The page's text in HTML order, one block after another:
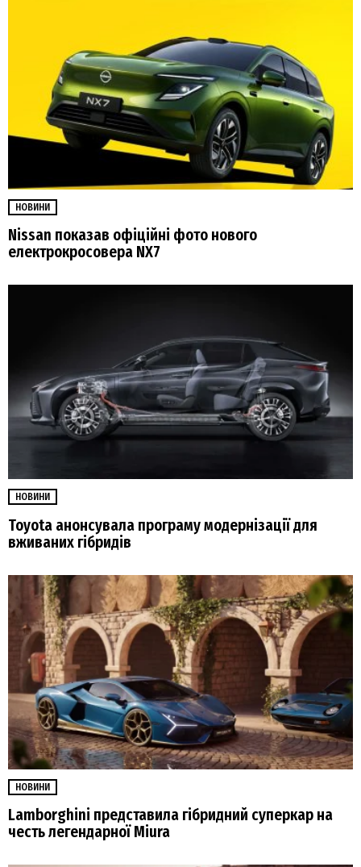
НОВИНИ
Nissan показав офіційні фото нового
електрокросовера NX7
НОВИНИ
Toyota анонсувала програму модернізації для
вживаних гібридів
НОВИНИ
Lamborghini представила гібридний суперкар на
честь легендарної Miura